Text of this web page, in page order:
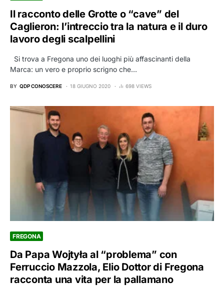
Il racconto delle Grotte o “cave” del
Caglieron: l’intreccio tra la natura e il duro
lavoro degli scalpellini
Si trova a Fregona uno dei luoghi più affascinanti della
Marca: un vero e proprio scrigno che…
BY QDP CONOSCERE 18 GIUGNO 2020 698 VIEWS
FREGONA
Da Papa Wojtyła al “problema” con
Ferruccio Mazzola, Elio Dottor di Fregona
racconta una vita per la pallamano